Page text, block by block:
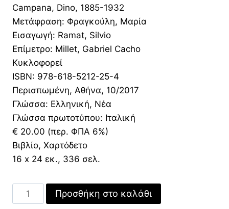
was:
23,00 €.
τιμή
είναι:
16,10 €.
Campana, Dino, 1885-1932
Μετάφραση: Φραγκούλη, Μαρία
Εισαγωγή: Ramat, Silvio
Επίμετρο: Millet, Gabriel Cacho
Κυκλοφορεί
ISBN: 978-618-5212-25-4
Περισπωμένη, Αθήνα, 10/2017
Γλώσσα: Ελληνική, Νέα
Γλώσσα πρωτοτύπου: Ιταλική
€ 20.00 (περ. ΦΠΑ 6%)
Βιβλίο, Χαρτόδετο
16 x 24 εκ., 336 σελ.
Ορφικά
άσματα
Προσθήκη στο καλάθι